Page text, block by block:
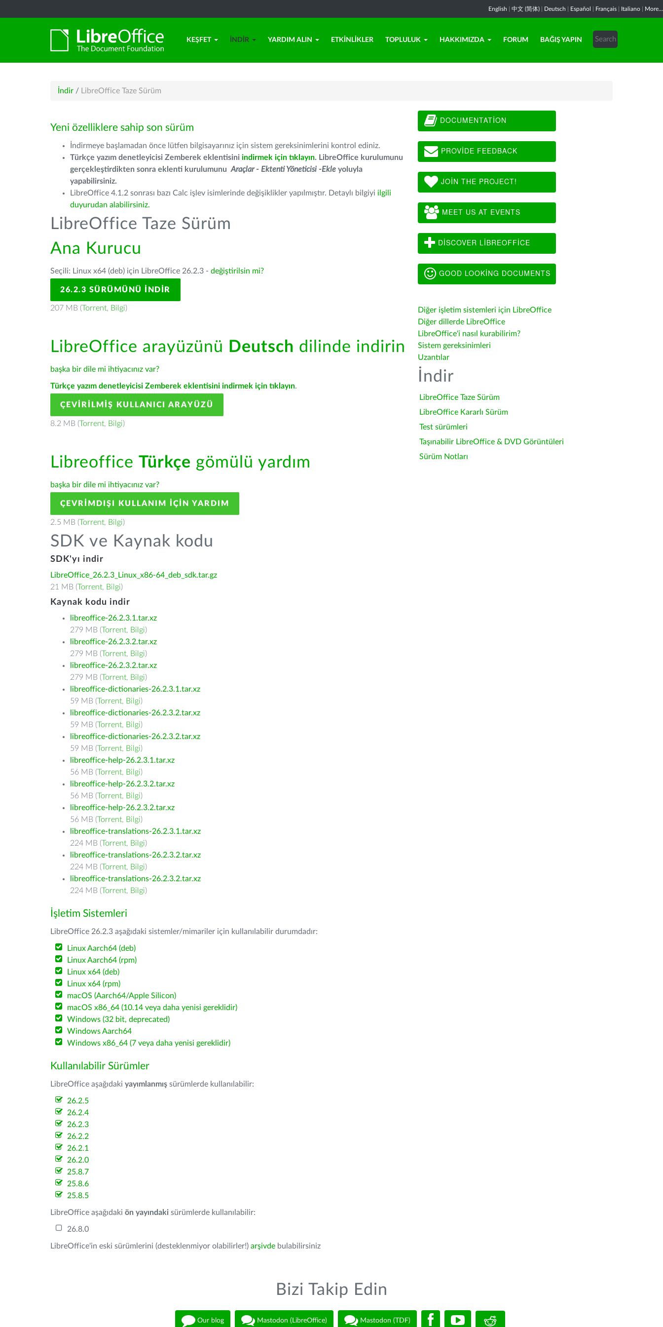
English 中文 (简体) Deutsch Español Français Italiano More...
KEŞFET İNDIR YARDIM ALIN ETKINLIKLER TOPLULUK HAKKIMIZDA FORUM BAĞIŞ YAPIN
İndir / LibreOffice Taze Sürüm
Yeni özelliklere sahip son sürüm
İndirmeye başlamadan önce lütfen bilgisayarınız için sistem gereksinimlerini kontrol ediniz.
Türkçe yazım denetleyicisi Zemberek eklentisini indirmek için tıklayın. LibreOffice kurulumunu
gerçekleştirdikten sonra eklenti kurulumunu Araçlar - Ektenti Yöneticisi -Ekle yoluyla
yapabilirsiniz.
LibreOffice 4.1.2 sonrası bazı Calc işlev isimlerinde değişiklikler yapılmıştır. Detaylı bilgiyi ilgili
duyurudan alabilirsiniz.
LibreOffice Taze Sürüm
Ana Kurucu
Seçili: Linux x64 (deb) için LibreOffice 26.2.3 - değiştirilsin mi?
26.2.3 SÜRÜMÜNÜ İNDIR
207 MB (Torrent, Bilgi)
LibreOffice arayüzünü Deutsch dilinde indirin
başka bir dile mi ihtiyacınız var?
Türkçe yazım denetleyicisi Zemberek eklentisini indirmek için tıklayın.
ÇEVIRILMIŞ KULLANICI ARAYÜZÜ
8.2 MB (Torrent, Bilgi)
Libreoffice Türkçe gömülü yardım
başka bir dile mi ihtiyacınız var?
ÇEVRIMDIŞI KULLANIM IÇIN YARDIM
2.5 MB (Torrent, Bilgi)
SDK ve Kaynak kodu
SDK'yı indir
LibreOffice_26.2.3_Linux_x86-64_deb_sdk.tar.gz
21 MB (Torrent, Bilgi)
Kaynak kodu indir
libreoffice-26.2.3.1.tar.xz
279 MB (Torrent, Bilgi)
libreoffice-26.2.3.2.tar.xz
279 MB (Torrent, Bilgi)
libreoffice-26.2.3.2.tar.xz
279 MB (Torrent, Bilgi)
libreoffice-dictionaries-26.2.3.1.tar.xz
59 MB (Torrent, Bilgi)
libreoffice-dictionaries-26.2.3.2.tar.xz
59 MB (Torrent, Bilgi)
libreoffice-dictionaries-26.2.3.2.tar.xz
59 MB (Torrent, Bilgi)
libreoffice-help-26.2.3.1.tar.xz
56 MB (Torrent, Bilgi)
libreoffice-help-26.2.3.2.tar.xz
56 MB (Torrent, Bilgi)
libreoffice-help-26.2.3.2.tar.xz
56 MB (Torrent, Bilgi)
libreoffice-translations-26.2.3.1.tar.xz
224 MB (Torrent, Bilgi)
libreoffice-translations-26.2.3.2.tar.xz
224 MB (Torrent, Bilgi)
libreoffice-translations-26.2.3.2.tar.xz
224 MB (Torrent, Bilgi)
İşletim Sistemleri
LibreOffice 26.2.3 aşağıdaki sistemler/mimariler için kullanılabilir durumdadır:
Linux Aarch64 (deb)
Linux Aarch64 (rpm)
Linux x64 (deb)
Linux x64 (rpm)
macOS (Aarch64/Apple Silicon)
macOS x86_64 (10.14 veya daha yenisi gereklidir)
Windows (32 bit, deprecated)
Windows Aarch64
Windows x86_64 (7 veya daha yenisi gereklidir)
Kullanılabilir Sürümler
LibreOffice aşağıdaki yayımlanmış sürümlerde kullanılabilir:
26.2.5
26.2.4
26.2.3
26.2.2
26.2.1
26.2.0
25.8.7
25.8.6
25.8.5
LibreOffice aşağıdaki ön yayındaki sürümlerde kullanılabilir:
26.8.0
LibreOffice'in eski sürümlerini (desteklenmiyor olabilirler!) arşivde bulabilirsiniz
DOCUMENTATION
PROVIDE FEEDBACK
JOIN THE PROJECT!
MEET US AT EVENTS
DISCOVER LIBREOFFICE
GOOD LOOKING DOCUMENTS
Diğer işletim sistemleri için LibreOffice
Diğer dillerde LibreOffice
LibreOffice'i nasıl kurabilirim?
Sistem gereksinimleri
Uzantılar
İndir
LibreOffice Taze Sürüm
LibreOffice Kararlı Sürüm
Test sürümleri
Taşınabilir LibreOffice & DVD Görüntüleri
Sürüm Notları
Bizi Takip Edin
Our blog Mastodon (LibreOffice) Mastodon (TDF)